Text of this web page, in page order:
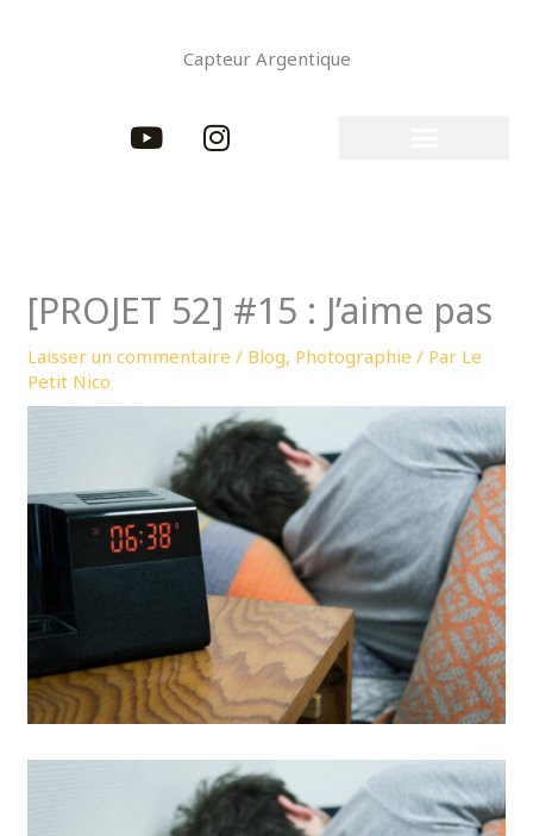
Capteur Argentique
Y
o
e
I
n
r
a
m
[PROJET 52] #15 : J’aime pas
Laisser un commentaire / Blog, Photographie / Par Le
Petit Nico